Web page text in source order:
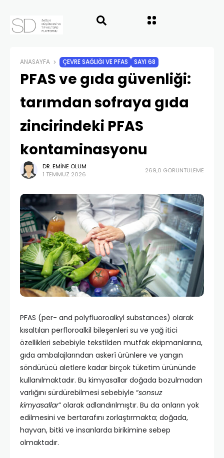
ANASAYFA ÇEVRE SAĞLIĞI VE PFAS SAYI 68
PFAS ve gıda güvenliği:
tarımdan sofraya gıda
zincirindeki PFAS
kontaminasyonu
DR. EMINE OLUM
1 TEMMUZ 2026
269,0 GÖRÜNTÜLEME
PFAS (per- and polyfluoroalkyl substances) olarak
kısaltılan perfloroalkil bileşenleri su ve yağ itici
özellikleri sebebiyle tekstilden mutfak ekipmanlarına,
gıda ambalajlarından askerî ürünlere ve yangın
söndürücü aletlere kadar birçok tüketim ürününde
kullanılmaktadır. Bu kimyasallar doğada bozulmadan
varlığını sürdürebilmesi sebebiyle “sonsuz
kimyasallar” olarak adlandırılmıştır. Bu da onların yok
edilmesini ve bertarafını zorlaştırmakta; doğada,
hayvan, bitki ve insanlarda birikimine sebep
olmaktadır.